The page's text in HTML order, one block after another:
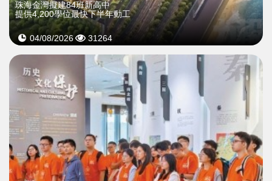
珠海金灣擬建84班新高中
提供4,200學位最快下半年動工
04/08/2026 31264